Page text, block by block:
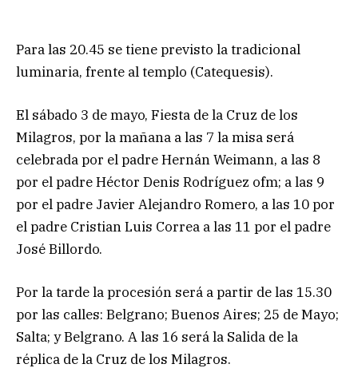
Para las 20.45 se tiene previsto la tradicional
luminaria, frente al templo (Catequesis).
El sábado 3 de mayo, Fiesta de la Cruz de los
Milagros, por la mañana a las 7 la misa será
celebrada por el padre Hernán Weimann, a las 8
por el padre Héctor Denis Rodríguez ofm; a las 9
por el padre Javier Alejandro Romero, a las 10 por
el padre Cristian Luis Correa a las 11 por el padre
José Billordo.
Por la tarde la procesión será a partir de las 15.30
por las calles: Belgrano; Buenos Aires; 25 de Mayo;
Salta; y Belgrano. A las 16 será la Salida de la
réplica de la Cruz de los Milagros.